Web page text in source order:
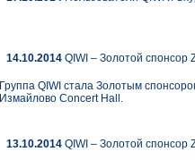
14.10.2014 QIWI – Золотой спонсор
Группа QIWI стала Золотым
Измайлово Concert Hall.
13.10.2014 QIWI – Золотой спонсор